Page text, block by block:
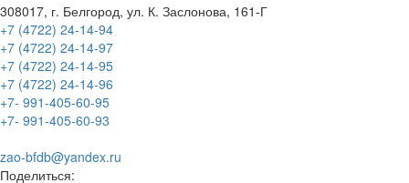
308017, г. Белгород, ул. К. Заслонова, 161-Г
+7 (4722) 24-14-94
+7 (4722) 24-14-97
+7 (4722) 24-14-95
+7 (4722) 24-14-96
+7- 991-405-60-95
+7- 991-405-60-93
zao-bfdb@yandex.ru
Поделиться: